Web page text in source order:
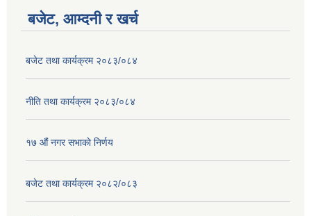
बजेट, आम्दनी र खर्च
बजेट तथा कार्यक्रम २०८३/०८४
नीति तथा कार्यक्रम २०८३/०८४
१७ ‌‍औं नगर सभाकाे निर्णय
बजेट तथा कार्यक्रम २०८२/०८३